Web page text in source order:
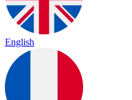
English